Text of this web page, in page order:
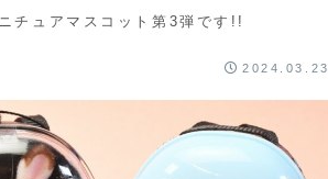
チュアマスコット第3弾です!!
2024.03.23